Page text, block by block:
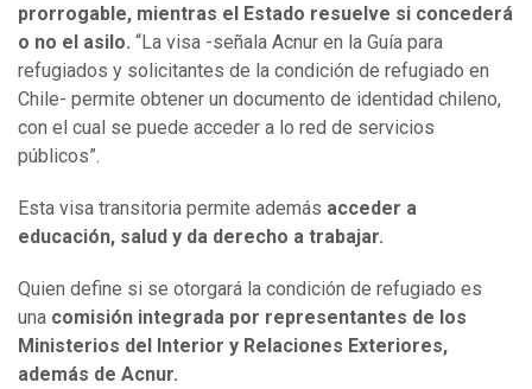
prorrogable, mientras el Estado resuelve si concederá
o no el asilo. “La visa -señala Acnur en la Guía para
refugiados y solicitantes de la condición de refugiado en
Chile- permite obtener un documento de identidad chileno,
con el cual se puede acceder a lo red de servicios
públicos”.
Esta visa transitoria permite además acceder a
educación, salud y da derecho a trabajar.
Quien define si se otorgará la condición de refugiado es
una comisión integrada por representantes de los
Ministerios del Interior y Relaciones Exteriores,
además de Acnur.